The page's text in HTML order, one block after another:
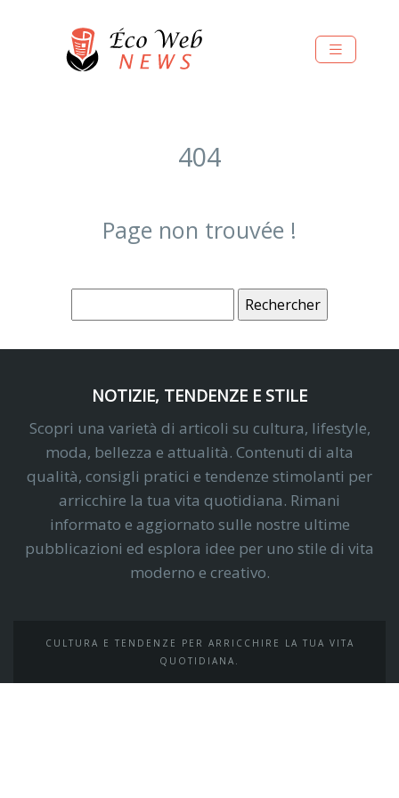
404
Page non trouvée !
NOTIZIE, TENDENZE E STILE
Scopri una varietà di articoli su cultura, lifestyle,
moda, bellezza e attualità. Contenuti di alta
qualità, consigli pratici e tendenze stimolanti per
arricchire la tua vita quotidiana. Rimani
informato e aggiornato sulle nostre ultime
pubblicazioni ed esplora idee per uno stile di vita
moderno e creativo.
CULTURA E TENDENZE PER ARRICCHIRE LA TUA VITA
QUOTIDIANA.